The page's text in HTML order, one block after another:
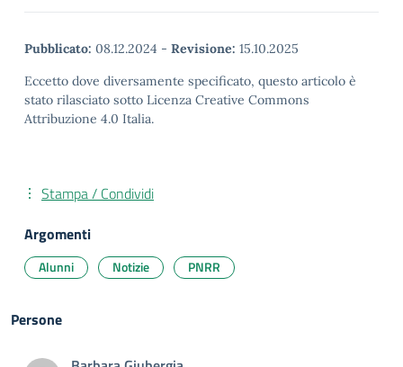
Pubblicato: 08.12.2024 - Revisione: 15.10.2025
Eccetto dove diversamente specificato, questo articolo è
stato rilasciato sotto Licenza Creative Commons
Attribuzione 4.0 Italia.
Stampa / Condividi
Argomenti
Alunni Notizie PNRR
Persone